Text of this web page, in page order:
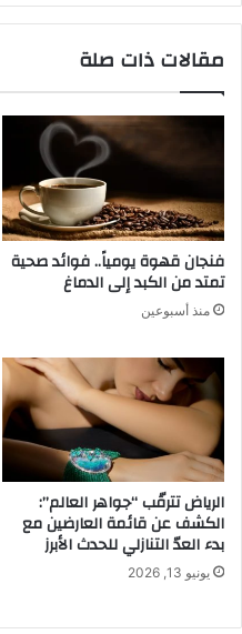
مقالات ذات صلة
فنجان قهوة يومياً.. فوائد صحية
تمتد من الكبد إلى الدماغ
منذ أسبوعين
الرياض تترقّب “جواهر العالم”:
الكشف عن قائمة العارضين مع
بدء العدّ التنازلي للحدث الأبرز
يونيو 13, 2026